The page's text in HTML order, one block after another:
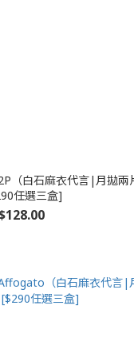
（白石麻衣代言|月拋兩
任選三盒]